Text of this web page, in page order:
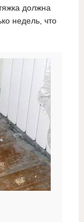
должна
недель, что